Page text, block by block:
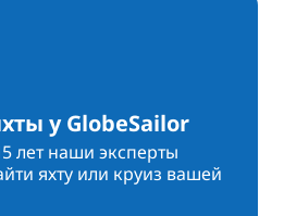
у GlobeSailor
лет наши эксперты
яхту или круиз вашей